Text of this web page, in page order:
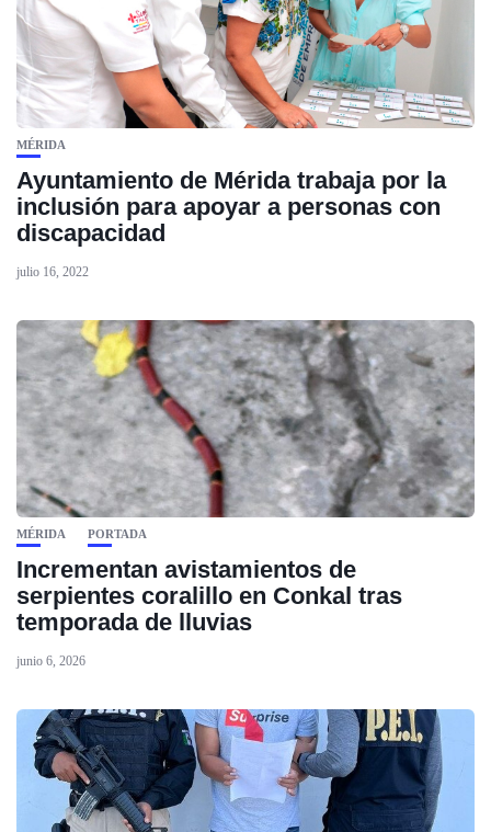
MÉRIDA
Ayuntamiento de Mérida trabaja por la
inclusión para apoyar a personas con
discapacidad
julio 16, 2022
MÉRIDA PORTADA
Incrementan avistamientos de
serpientes coralillo en Conkal tras
temporada de lluvias
junio 6, 2026